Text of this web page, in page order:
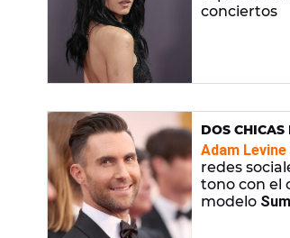
conciertos
DOS
LEVINE
Adam Levine
redes
tono con el
modelo